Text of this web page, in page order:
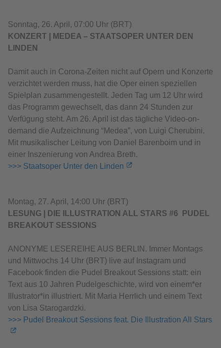
Sonntag, 26. April, 07:00 Uhr (BRT)
KONZERT | MEDEA – STAATSOPER UNTER DEN
LINDEN
Damit auch in Corona-Zeiten nicht auf Opern und Konzerte
verzichtet werden muss, hat die Oper einen speziellen
Spielplan zusammengestellt. Jeden Tag um 12 Uhr wird
das Programm gewechselt, das dann 24 Stunden zur
Verfügung steht. Am 26. April ist das tägliche Video-on-
demand die Aufzeichnung “Medea”, von Luigi Cherubini.
Mit musikalischer Leitung von Daniel Barenboim und in
einer Inszenierung von Andrea Breth.
>>> Staatsoper Unter den Linden
Montag, 27. April, 14:00 Uhr (BRT)
LESUNG | DIE ILLUSTRATION ALL STARS #6 PUDEL
BREAKOUT SESSIONS
ANONYME LESEREIHE AUS BERLIN. Immer Montags
und Mittwochs 14 Uhr (BRT) live auf Instagram und
Facebook finden die Pudel Breakout Sessions statt: ein
Text aus 10 Jahren Pudelgeschichte, wird von einem*er
Illustrator*in illustriert. Mit Maria Herrlich und einem Text
von Lisa Starogardzki.
>>> Pudel Breakout Sessions feat. Die Illustration All Stars